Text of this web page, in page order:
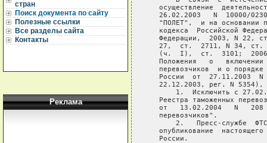
стран
Поиск документа по сайту
Полезные ссылки
Все разделы сайта
Контакты
Реклама
осуществление
26.02.2003   N  10000/
"ПОЛЕТ",  и на основании
кодекса  Российской
Федерации,  2003, N 22,
27,  ст.  2711, N 34,
(ч.  I),  ст.  3101;
Положения   о
перевозчиков  и о
России  от  27.11.2003
22.12.2003, рег. N 5354),
1.  Исключить с
Реестра таможенных
от   13.02.2004   N
   перевозчиков".
2.   Пресс-службе
опубликование
   России.